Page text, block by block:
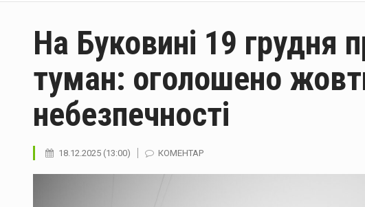
На Буковині 19 грудня
туман: оголошено
небезпечності
18.12.2025 (13:00) КОМЕНТАР